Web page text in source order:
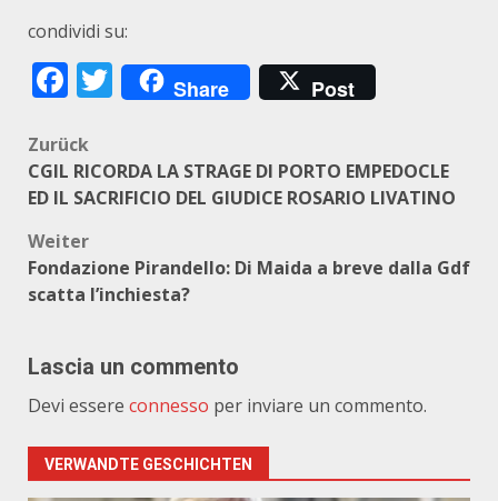
condividi su:
Facebook
Twitter
Share Post
Beitragsnavigation
Zurück
CGIL RICORDA LA STRAGE DI PORTO EMPEDOCLE
ED IL SACRIFICIO DEL GIUDICE ROSARIO LIVATINO
Weiter
Fondazione Pirandello: Di Maida a breve dalla Gdf
scatta l’inchiesta?
Lascia un commento
Devi essere connesso per inviare un commento.
VERWANDTE GESCHICHTEN